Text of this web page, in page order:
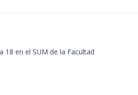
18 en el SUM de la Facultad